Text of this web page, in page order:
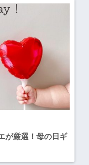
が厳選！母の日ギ